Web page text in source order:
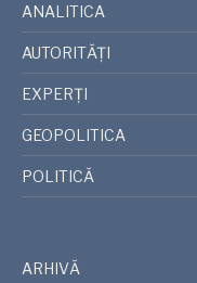
ANALITICA
AUTORITĂȚI
EXPERȚI
GEOPOLITICA
POLITICĂ
ARHIVĂ